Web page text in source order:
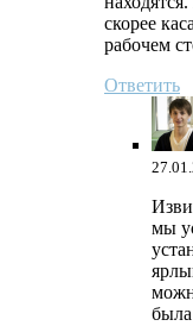
скорее
рабочем
Ответить
мы
была